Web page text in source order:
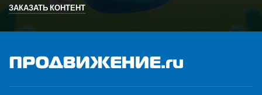
ЗАКАЗАТЬ КОНТЕНТ